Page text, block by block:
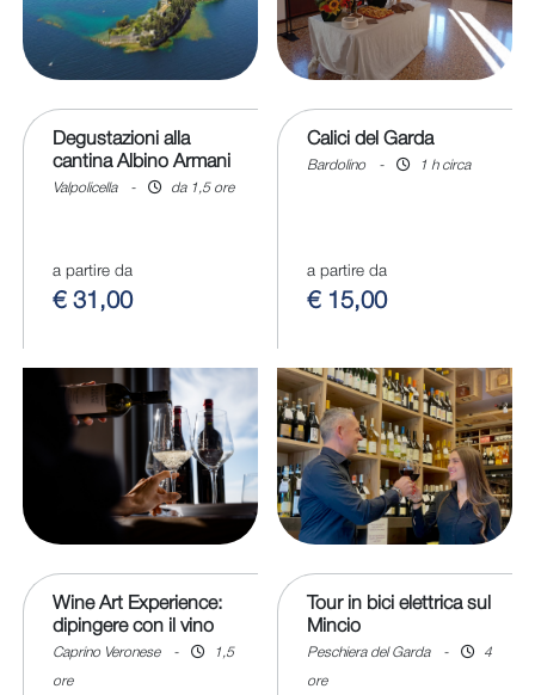
Degustazioni alla
cantina Albino Armani
Valpolicella - da 1,5 ore
a partire da
€ 31,00
Calici del Garda
Bardolino - 1 h circa
a partire da
€ 15,00
Wine Art Experience:
dipingere con il vino
Caprino Veronese - 1,5
ore
Tour in bici elettrica sul
Mincio
Peschiera del Garda - 4
ore